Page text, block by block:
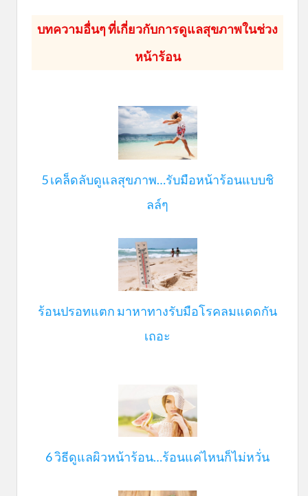
บทความอื่นๆ ที่เกี่ยวกับการดูแลสุขภาพในช่วง
หน้าร้อน
5 เคล็ดลับดูแลสุขภาพ…รับมือหน้าร้อนแบบชิ
ลล์ๆ
ร้อนปรอทแตก มาหาทางรับมือโรคลมแดดกัน
เถอะ
6 วิธีดูแลผิวหน้าร้อน…ร้อนแค่ไหนก็ไม่หวั่น